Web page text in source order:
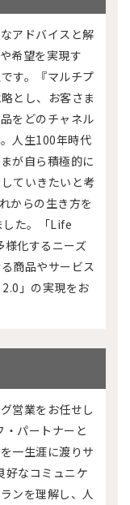
アドバイスと解
希望を実現す
す。『マルチプ
とし、お客さま
をどのチャネル
人生100年時代
が自ら積極的に
ていきたいと考
からの生き方を
した。「Life
様化するニーズ
商品やサービス
」の実現をお
営業をお任せし
パートナーと
一生涯に渡りサ
なコミュニケ
ンを理解し、人